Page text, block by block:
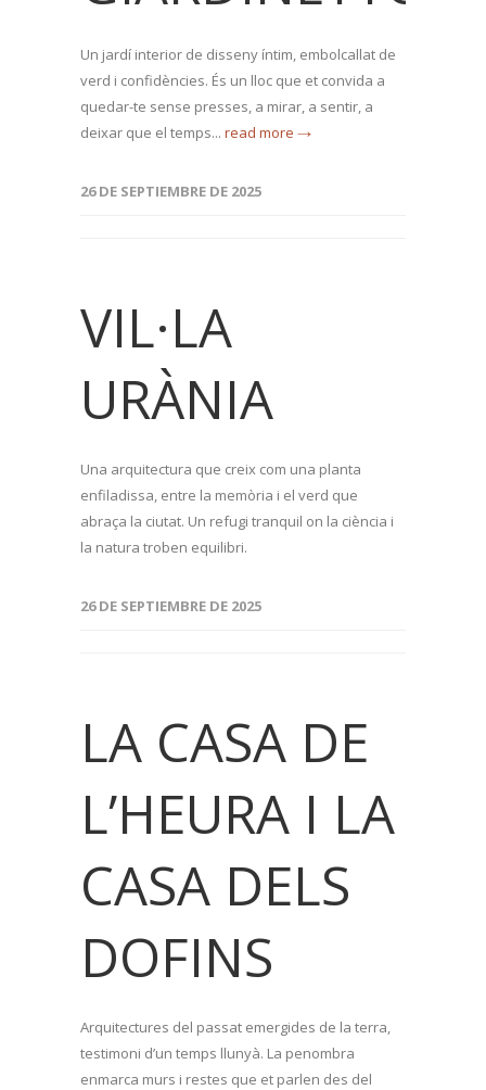
Un jardí interior de disseny íntim, embolcallat de
verd i confidències. És un lloc que et convida a
quedar-te sense presses, a mirar, a sentir, a
deixar que el temps... read more →
26 DE SEPTIEMBRE DE 2025
VIL·LA
URÀNIA
Una arquitectura que creix com una planta
enfiladissa, entre la memòria i el verd que
abraça la ciutat. Un refugi tranquil on la ciència i
la natura troben equilibri.
26 DE SEPTIEMBRE DE 2025
LA CASA DE
L’HEURA I LA
CASA DELS
DOFINS
Arquitectures del passat emergides de la terra,
testimoni d’un temps llunyà. La penombra
enmarca murs i restes que et parlen des del